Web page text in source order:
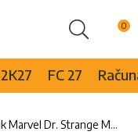
Pretraži
Skip
Content
FC 27
Novčanik Marvel Dr. Strange Multiverse